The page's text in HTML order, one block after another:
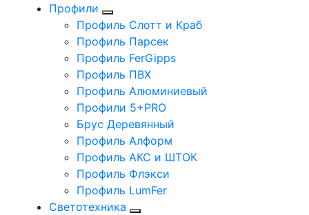
Профили
Профиль Слотт и Краб
Профиль Парсек
Профиль FerGipps
Профиль ПВХ
Профиль Алюминиевый
Профили 5+PRO
Брус Деревянный
Профиль Алформ
Профиль АКС и ШТОК
Профиль Флэкси
Профиль LumFer
Светотехника